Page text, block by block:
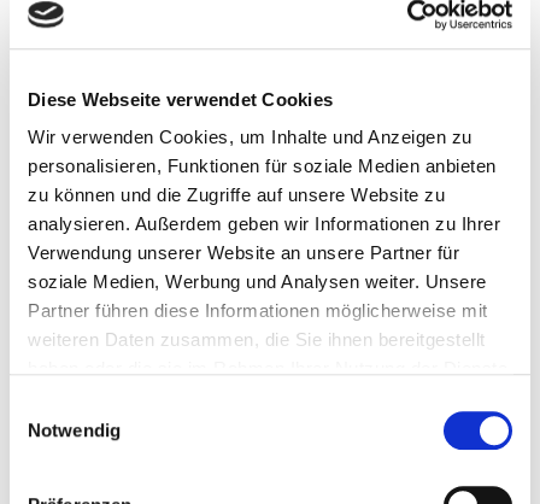
Diese Webseite verwendet Cookies
Wir verwenden Cookies, um Inhalte und Anzeigen zu
personalisieren, Funktionen für soziale Medien anbieten
zu können und die Zugriffe auf unsere Website zu
analysieren. Außerdem geben wir Informationen zu Ihrer
Verwendung unserer Website an unsere Partner für
soziale Medien, Werbung und Analysen weiter. Unsere
Partner führen diese Informationen möglicherweise mit
weiteren Daten zusammen, die Sie ihnen bereitgestellt
Einstellungen widerrufen oder ändern:
. Es befindet sich auch ein Link in der
Fußzeile zu den Einstellungen der Cookies um diese
Notwendig
neuen Leben zu beginnen!
ZAHLREICHE BONUS-VIDEOS
Aus unserem großen Repertoire haben wir etliche
Videos für dich ausgewählt, die den Kongress-